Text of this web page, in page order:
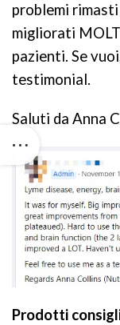
problemi
migliorati
pazienti. Se
testimonial.
Saluti da Anna
Prodotti